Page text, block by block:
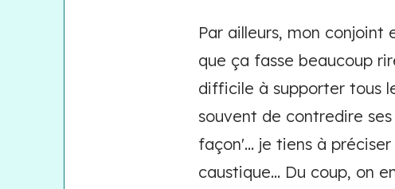
Par ailleurs, mon
que ça fasse beaucoup
difficile à supporter tous
souvent de contredire
façon'... je tiens à
caustique... Du coup, on